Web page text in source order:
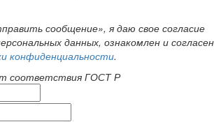
сообщение», я даю свое согласие
данных, ознакомлен и согласен
конфиденциальности.
соответствия ГОСТ Р